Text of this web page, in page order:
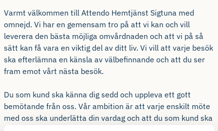
Varmt välkommen till Attendo Hemtjänst Sigtuna med
omnejd. Vi har en gemensam tro på att vi kan och vill
leverera den bästa möjliga omvårdnaden och att vi på så
sätt kan få vara en viktig del av ditt liv. Vi vill att varje besök
ska efterlämna en känsla av välbefinnande och att du ser
fram emot vårt nästa besök.
Du som kund ska känna dig sedd och uppleva ett gott
bemötande från oss. Vår ambition är att varje enskilt möte
med oss ska underlätta din vardag och att du som kund ska